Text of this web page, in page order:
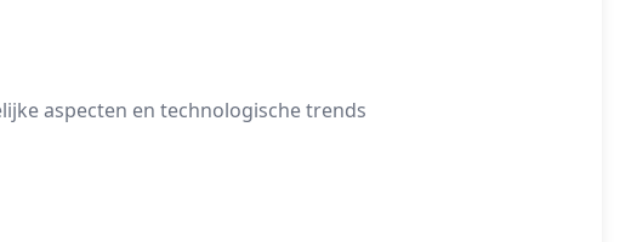
aspecten en technologische trends